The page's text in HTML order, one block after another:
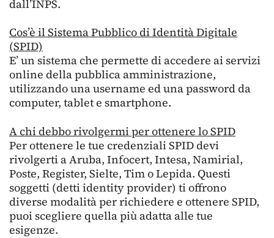
dall’INPS.
Cos’è il Sistema Pubblico di Identità Digitale
(SPID)
E’ un sistema che permette di accedere ai servizi
online della pubblica amministrazione,
utilizzando una username ed una password da
computer, tablet e smartphone.
A chi debbo rivolgermi per ottenere lo SPID
Per ottenere le tue credenziali SPID devi
rivolgerti a Aruba, Infocert, Intesa, Namirial,
Poste, Register, Sielte, Tim o Lepida. Questi
soggetti (detti identity provider) ti offrono
diverse modalità per richiedere e ottenere SPID,
puoi scegliere quella più adatta alle tue
esigenze.